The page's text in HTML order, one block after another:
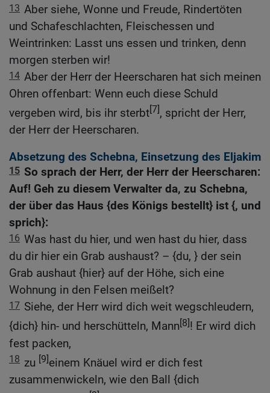
13 Aber siehe, Wonne und Freude, Rindertöten
und Schafeschlachten, Fleischessen und
Weintrinken: Lasst uns essen und trinken, denn
morgen sterben wir!
14 Aber der Herr der Heerscharen hat sich meinen
Ohren offenbart: Wenn euch diese Schuld
vergeben wird, bis ihr sterbt[7], spricht der Herr,
der Herr der Heerscharen.
Absetzung des Schebna, Einsetzung des Eljakim
15 So sprach der Herr, der Herr der Heerscharen:
Auf! Geh zu diesem Verwalter da, zu Schebna,
der über das Haus {des Königs bestellt} ist {, und
sprich}:
16 Was hast du hier, und wen hast du hier, dass
du dir hier ein Grab aushaust? – {du, } der sein
Grab aushaut {hier} auf der Höhe, sich eine
Wohnung in den Felsen meißelt?
17 Siehe, der Herr wird dich weit wegschleudern,
{dich} hin- und herschütteln, Mann[8]! Er wird dich
fest packen,
18 zu [9]einem Knäuel wird er dich fest
zusammenwickeln, wie den Ball {dich